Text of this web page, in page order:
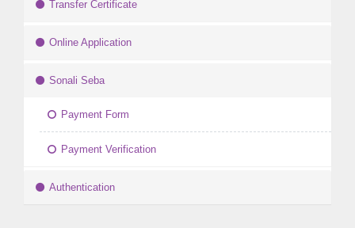
Transfer Certificate
Online Application
Sonali Seba
Payment Form
Payment Verification
Authentication